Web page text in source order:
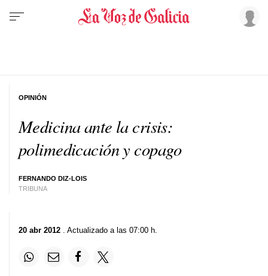
Medicina ante la crisis:
polimedicación y copago
FERNANDO DIZ-LOIS
TRIBUNA
OPINIÓN
20 abr 2012 . Actualizado a las 07:00 h.